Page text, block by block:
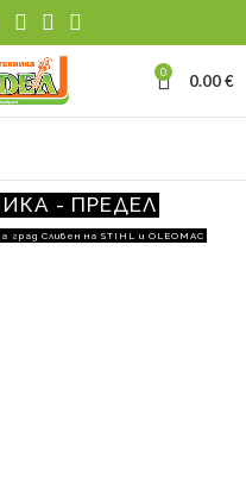
0 0.00€
- ПРЕДЕЛ
град Сливен на STIHL и OLEOMAC